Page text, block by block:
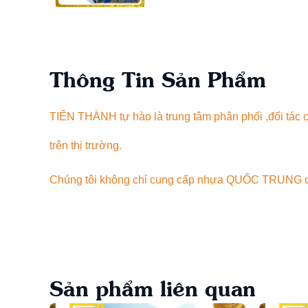
Thông Tin Sản Phẩm
TIẾN THÀNH tự hào là trung tâm phân phối ,đối
trên thị trường.
Chúng tôi không chỉ cung cấp nhựa QUỐC TRUNG
Ống PVC 130 QUỐC TRUNG Giá Rẻ Nhất Luôn
Sản phẩm liên quan